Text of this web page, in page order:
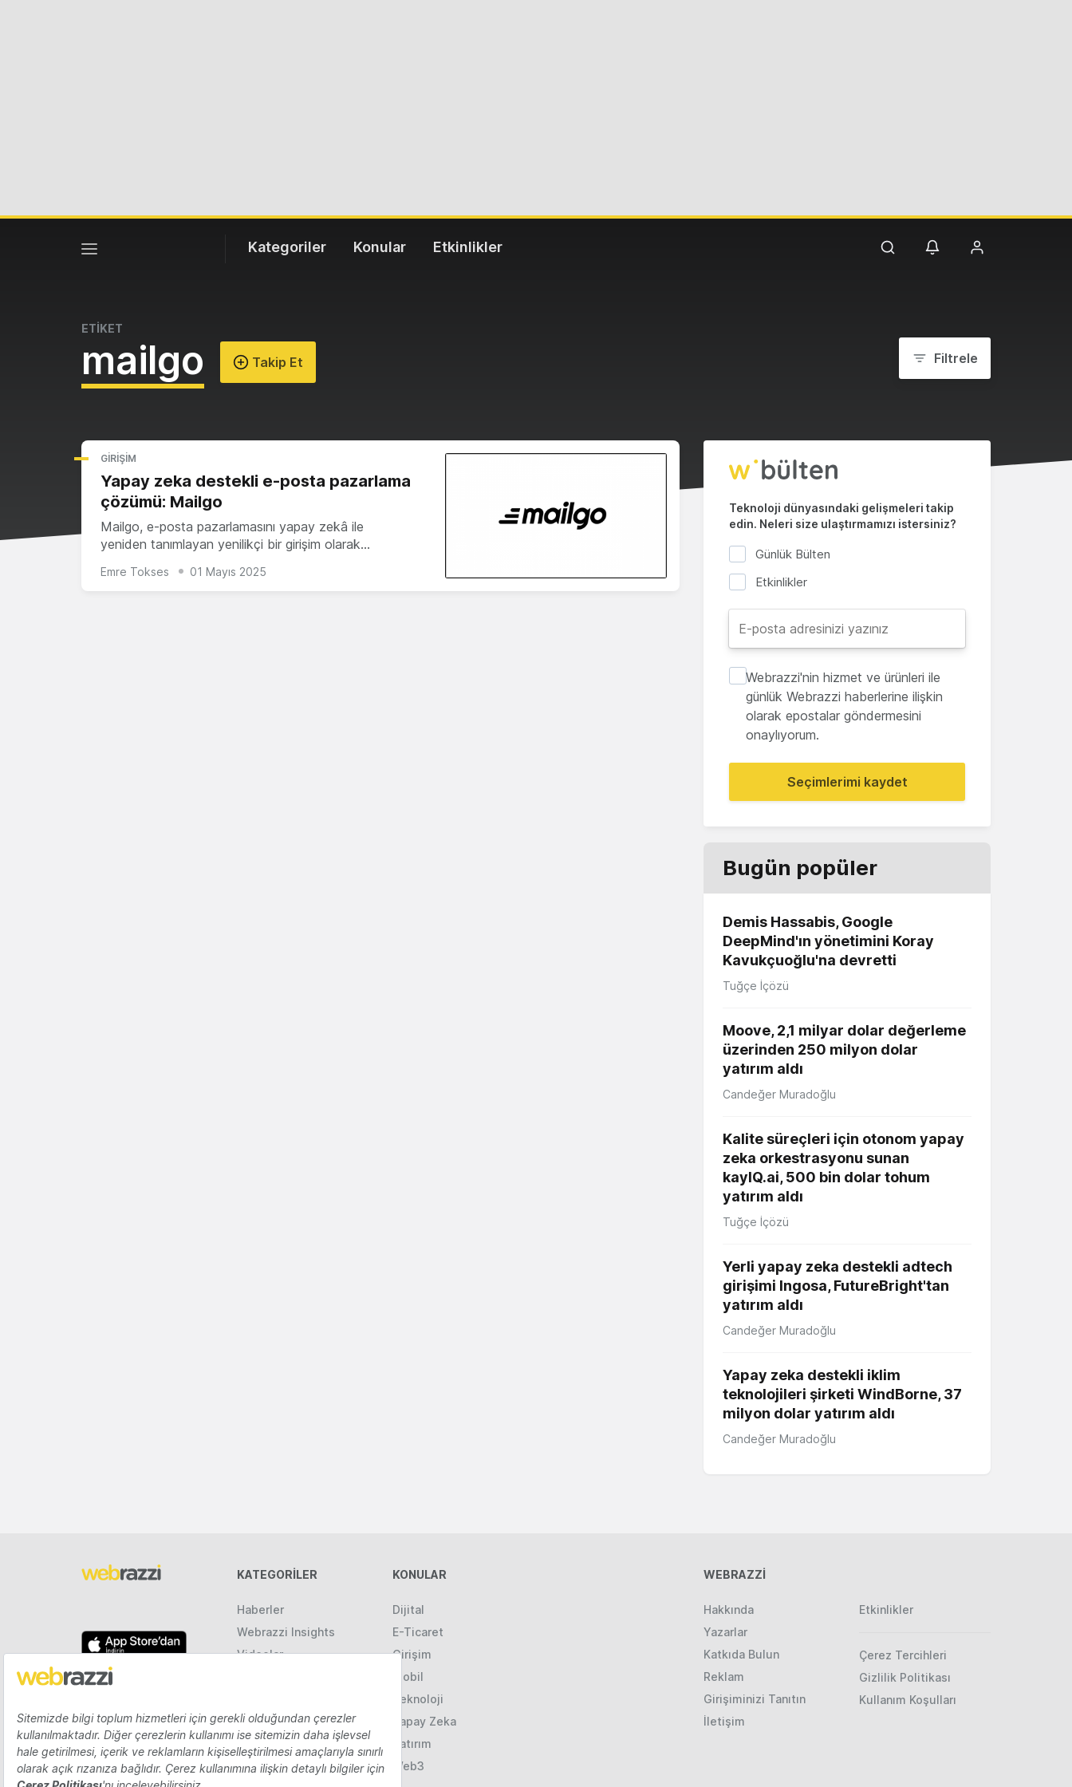
Kategoriler Konular Etkinlikler
ETİKET
mailgo Takip Et Filtrele
GIRIŞIM
Yapay zeka destekli e-posta pazarlama
çözümü: Mailgo
Mailgo, e-posta pazarlamasını yapay zekâ ile
yeniden tanımlayan yenilikçi bir girişim olarak…
Emre Tokses 01 Mayıs 2025
Teknoloji dünyasındaki gelişmeleri takip
edin. Neleri size ulaştırmamızı istersiniz?
Günlük Bülten
Etkinlikler
Webrazzi'nin hizmet ve ürünleri ile
günlük Webrazzi haberlerine ilişkin
olarak epostalar göndermesini
onaylıyorum.
Seçimlerimi kaydet
Bugün popüler
Demis Hassabis, Google
DeepMind'ın yönetimini Koray
Kavukçuoğlu'na devretti
Tuğçe İçözü
Moove, 2,1 milyar dolar değerleme
üzerinden 250 milyon dolar
yatırım aldı
Candeğer Muradoğlu
Kalite süreçleri için otonom yapay
zeka orkestrasyonu sunan
kayIQ.ai, 500 bin dolar tohum
yatırım aldı
Tuğçe İçözü
Yerli yapay zeka destekli adtech
girişimi Ingosa, FutureBright'tan
yatırım aldı
Candeğer Muradoğlu
Yapay zeka destekli iklim
teknolojileri şirketi WindBorne, 37
milyon dolar yatırım aldı
Candeğer Muradoğlu
KATEGORILER
Haberler
Webrazzi Insights
Videolar
KONULAR
Dijital
E-Ticaret
Girişim
Mobil
Teknoloji
Yapay Zeka
Yatırım
Web3
WEBRAZZİ
Hakkında
Yazarlar
Katkıda Bulun
Reklam
Girişiminizi Tanıtın
İletişim
Etkinlikler
Çerez Tercihleri
Gizlilik Politikası
Kullanım Koşulları